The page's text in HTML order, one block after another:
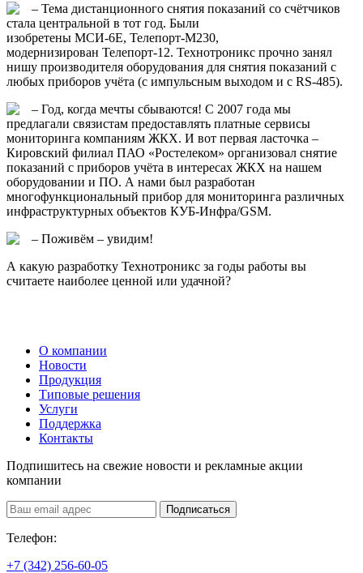
– Тема дистанционного снятия показаний со счётчиков
стала центральной в тот год. Были
изобретены МСИ-6Е, Телепорт-М230,
модернизирован Телепорт-12. Технотроникс прочно занял
нишу производителя оборудования для снятия показаний с
любых приборов учёта (с импульсным выходом и с RS-485).
– Год, когда мечты сбываются! С 2007 года мы
предлагали связистам предоставлять платные сервисы
мониторинга компаниям ЖКХ. И вот первая ласточка –
Кировский филиал ПАО «Ростелеком» организовал снятие
показаний с приборов учёта в интересах ЖКХ на нашем
оборудовании и ПО. А нами был разработан
многофункциональный прибор для мониторинга различных
инфраструктурных объектов КУБ-Инфра/GSM.
– Поживём – увидим!
А какую разработку Технотроникс за годы работы вы
считаете наиболее ценной или удачной?
О компании
Новости
Продукция
Типовые решения
Услуги
Поддержка
Контакты
Подпишитесь на свежие новости и рекламные акции
компании
Подписаться
Телефон:
+7 (342) 256-60-05